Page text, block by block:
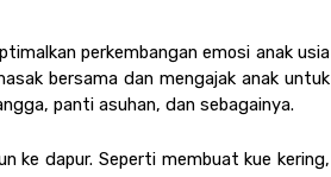
perkembangan emosi anak usia
bersama dan mengajak anak untuk
panti asuhan, dan sebagainya.
ke dapur. Seperti membuat kue kering,